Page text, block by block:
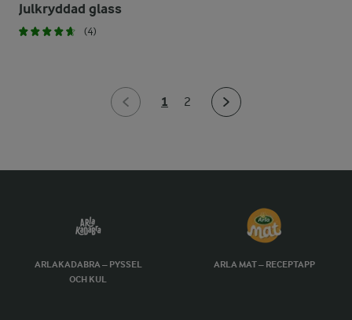
Julkryddad glass
(4)
1 2
ARLAKADABRA – PYSSEL
OCH KUL
ARLA MAT – RECEPTAPP